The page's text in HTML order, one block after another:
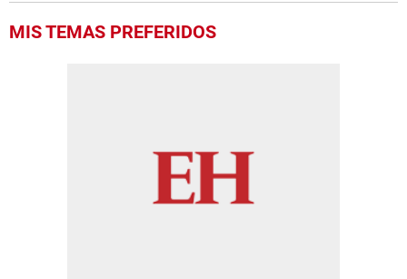
MIS TEMAS PREFERIDOS